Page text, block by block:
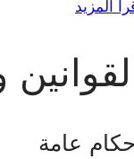
المزيد
عامة